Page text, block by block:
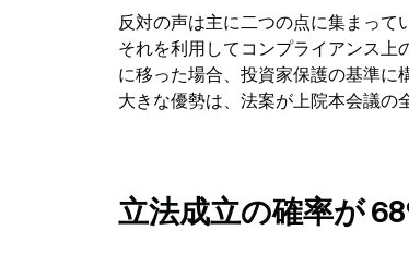
反対の声は主に二つの点に集まっ
それを利用してコンプライアンス上
に移った場合、投資家保護の基準に
大きな優勢は、法案が上院本会議の
立法成立の確率が